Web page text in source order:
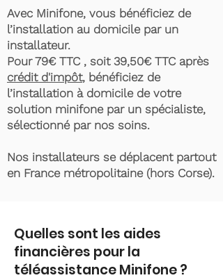
Avec Minifone, vous bénéficiez de
l’installation au domicile par un
installateur.
Pour 79€ TTC , soit 39,50€ TTC après
crédit d'impôt, bénéficiez de
l’installation à domicile de votre
solution minifone par un spécialiste,
sélectionné par nos soins.
Nos installateurs se déplacent partout
en France métropolitaine (hors Corse).
Quelles sont les aides
financières pour la
téléassistance Minifone ?